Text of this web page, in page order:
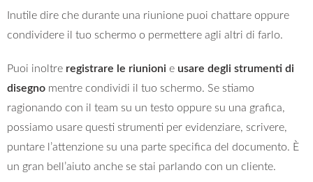
Inutile dire che durante una riunione puoi chattare oppure
condividere il tuo schermo o permettere agli altri di farlo.
Puoi inoltre registrare le riunioni e usare degli strumenti di
disegno mentre condividi il tuo schermo. Se stiamo
ragionando con il team su un testo oppure su una grafica,
possiamo usare questi strumenti per evidenziare, scrivere,
puntare l’attenzione su una parte specifica del documento. È
un gran bell’aiuto anche se stai parlando con un cliente.